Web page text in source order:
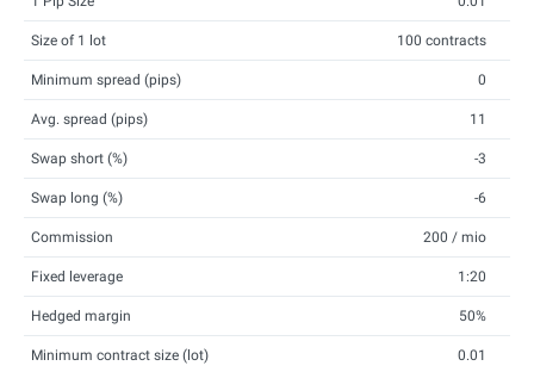
Size of 1 lot 100 contracts
Minimum spread (pips) 0
Avg. spread (pips) 11
Swap short (%) -3
Swap long (%) -6
Commission 200 / mio
Fixed leverage 1:20
Hedged margin 50%
Minimum contract size (lot) 0.01